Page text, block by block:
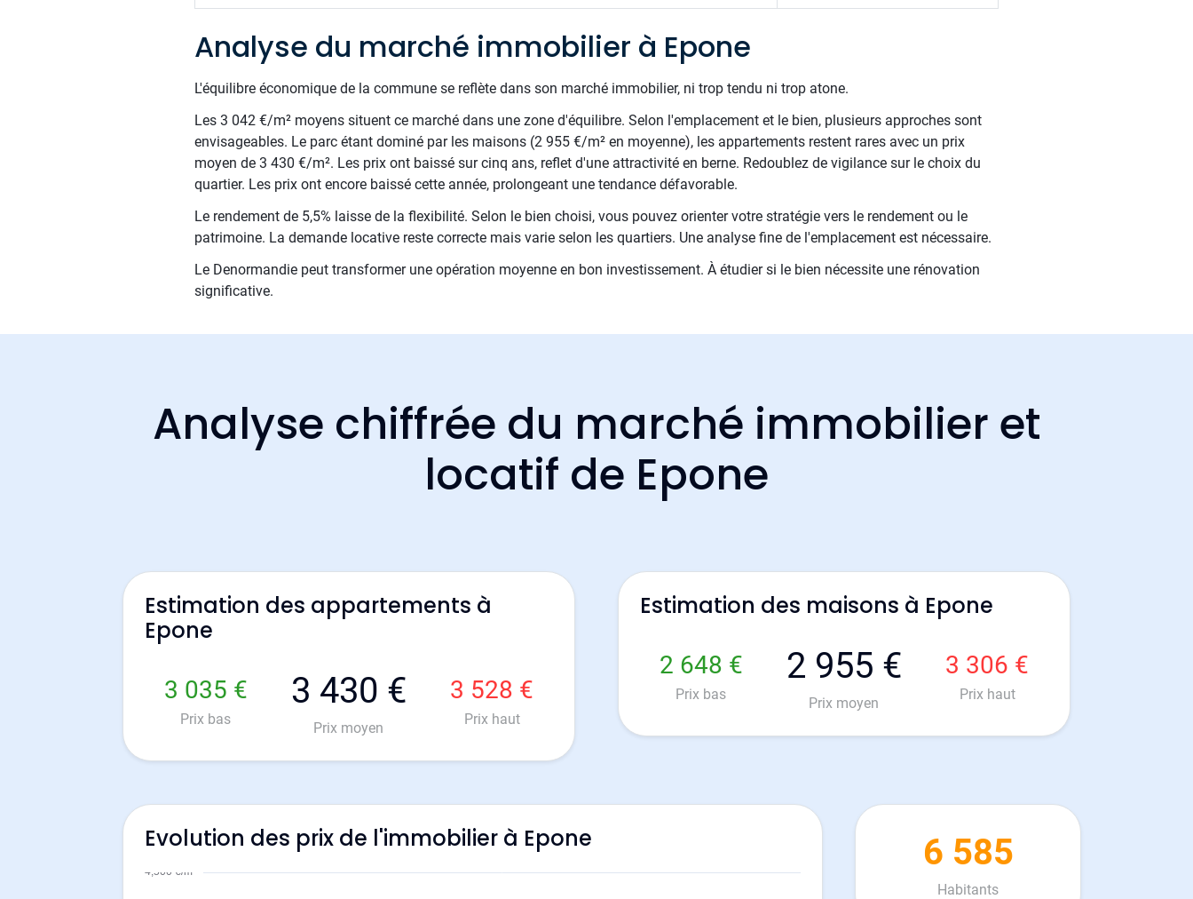
Analyse du marché immobilier à Epone
L'équilibre économique de la commune se reflète dans son marché immobilier, ni trop tendu ni trop atone.
Les 3 042 €/m² moyens situent ce marché dans une zone d'équilibre. Selon l'emplacement et le bien, plusieurs approches sont
envisageables. Le parc étant dominé par les maisons (2 955 €/m² en moyenne), les appartements restent rares avec un prix
moyen de 3 430 €/m². Les prix ont baissé sur cinq ans, reflet d'une attractivité en berne. Redoublez de vigilance sur le choix du
quartier. Les prix ont encore baissé cette année, prolongeant une tendance défavorable.
Le rendement de 5,5% laisse de la flexibilité. Selon le bien choisi, vous pouvez orienter votre stratégie vers le rendement ou le
patrimoine. La demande locative reste correcte mais varie selon les quartiers. Une analyse fine de l'emplacement est nécessaire.
Le Denormandie peut transformer une opération moyenne en bon investissement. À étudier si le bien nécessite une rénovation
significative.
Analyse chiffrée du marché immobilier et
locatif de Epone
Estimation des appartements à
Epone
3 035 €
Prix bas
3 430 €
Prix moyen
3 528 €
Prix haut
Estimation des maisons à Epone
2 648 €
Prix bas
2 955 €
Prix moyen
3 306 €
Prix haut
Evolution des prix de l'immobilier à Epone 6 585
Habitants